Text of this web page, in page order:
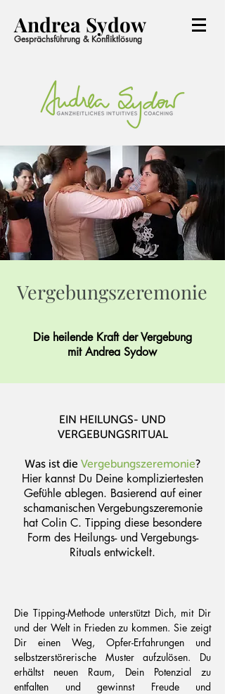
Andrea Sydow
Gesprächsführung & Konfliktlösung
Vergebungszeremonie
Die heilende Kraft der Vergebung
mit Andrea Sydow​
EIN HEILUNGS- UND
VERGEBUNGSRITUAL
Was ist die Vergebungszeremonie?
Hier kannst Du Deine kompliziertesten
Gefühle ablegen. Basierend auf einer
schamanischen Vergebungszeremonie
hat Colin C. Tipping diese besondere
Form des Heilungs- und Vergebungs-
Rituals entwickelt.
Die Tipping-Methode unterstützt Dich, mit Dir
und der Welt in Frieden zu kommen. Sie zeigt
Dir einen Weg, Opfer-Erfahrungen und
selbstzerstörerische Muster aufzulösen. Du
erhältst neuen Raum, Dein Potenzial zu
entfalten und gewinnst Freude und